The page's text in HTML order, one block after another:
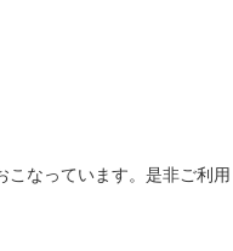
なっています。是非ご利用